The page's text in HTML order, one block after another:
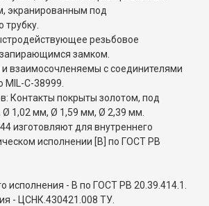
экранированным под
резьбовое
замком.
взаимосочленяемы с соединителями
MIL-C-38999.
Контакты покрыты золотом, под
1,02 мм, Ø 1,59 мм, Ø 2,39 мм.
изготовляют для внутреннего
исполнении [В] по ГОСТ РВ
исполнения - В по ГОСТ РВ 20.39.414.1.
- ЦСНК.430421.008 ТУ.